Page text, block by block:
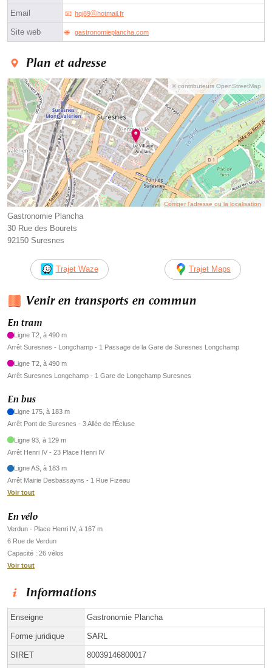
Email hqj89ⓐhotmail.fr
Site web gastronomieplancha.com
Plan et adresse
© contributeurs OpenStreetMap
Corriger l’adresse ou la localisation
Gastronomie Plancha
30 Rue des Bourets
92150 Suresnes
Trajet Waze Trajet Maps
Venir en transports en commun
En tram
Ligne T2, à 490 m
Arrêt Suresnes - Longchamp - 1 Passage de la Gare de Suresnes Longchamp
Ligne T2, à 490 m
Arrêt Suresnes Longchamp - 1 Gare de Longchamp Suresnes
En bus
Ligne 175, à 183 m
Arrêt Pont de Suresnes - 3 Allée de l'Écluse
Ligne 93, à 129 m
Arrêt Henri IV - 23 Place Henri IV
Ligne AS, à 183 m
Arrêt Mairie Desbassayns - 1 Rue Fizeau
Voir tout
En vélo
Verdun - Place Henri IV, à 167 m
6 Rue de Verdun
Capacité : 26 vélos
Voir tout
Informations
Enseigne Gastronomie Plancha
Forme juridique SARL
SIRET 80039146800017